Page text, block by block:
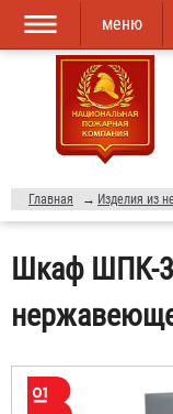
Перейти к
основному
содержанию
Skip to
navigation
меню
Главная → Изделия из
Шкаф ШПК-